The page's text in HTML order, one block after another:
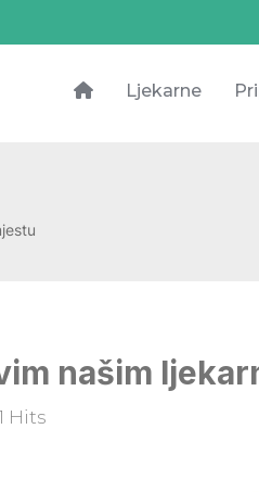
Ljekarne
našim
Hits